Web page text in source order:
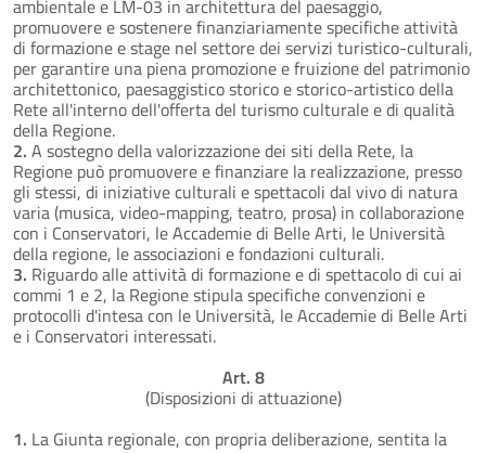
ambientale e LM-03 in architettura del paesaggio,
promuovere e sostenere finanziariamente specifiche attività
di formazione e stage nel settore dei servizi turistico-culturali,
per garantire una piena promozione e fruizione del patrimonio
architettonico, paesaggistico storico e storico-artistico della
Rete all'interno dell'offerta del turismo culturale e di qualità
della Regione.
2. A sostegno della valorizzazione dei siti della Rete, la
Regione può promuovere e finanziare la realizzazione, presso
gli stessi, di iniziative culturali e spettacoli dal vivo di natura
varia (musica, video-mapping, teatro, prosa) in collaborazione
con i Conservatori, le Accademie di Belle Arti, le Università
della regione, le associazioni e fondazioni culturali.
3. Riguardo alle attività di formazione e di spettacolo di cui ai
commi 1 e 2, la Regione stipula specifiche convenzioni e
protocolli d'intesa con le Università, le Accademie di Belle Arti
e i Conservatori interessati.
Art. 8
(Disposizioni di attuazione)
1. La Giunta regionale, con propria deliberazione, sentita la